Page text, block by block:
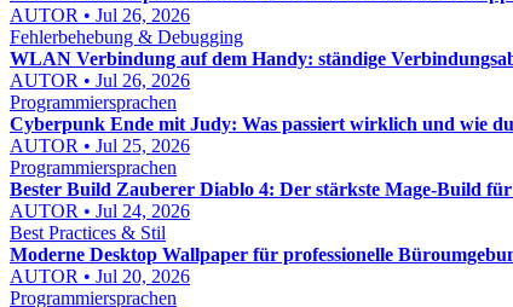
AUTOR • Jul 26, 2026
Fehlerbehebung & Debugging
WLAN Verbindung auf dem Handy: ständige
AUTOR • Jul 26, 2026
Programmiersprachen
Cyberpunk Ende mit Judy: Was passiert wirklich und wie du
AUTOR • Jul 25, 2026
Programmiersprachen
Bester Build Zauberer Diablo 4: Der stärkste Mage-Build für
AUTOR • Jul 24, 2026
Best Practices & Stil
Moderne Desktop Wallpaper für professionelle
AUTOR • Jul 20, 2026
Programmiersprachen